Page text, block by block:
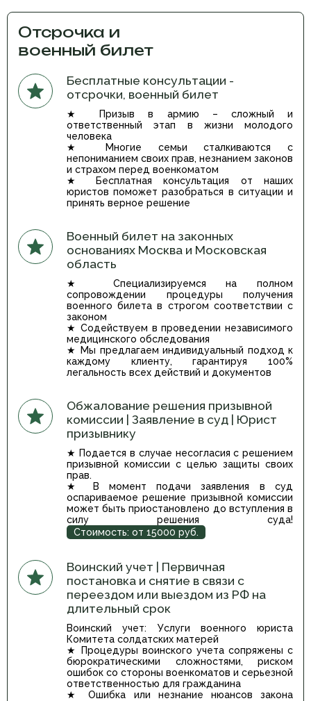
Отсрочка и
военный билет
Бесплатные консультации -
отсрочки, военный билет
★ Призыв в армию – сложный и
ответственный этап в жизни молодого
человека
★ Многие семьи сталкиваются с
непониманием своих прав, незнанием законов
и страхом перед военкоматом
★ Бесплатная консультация от наших
юристов поможет разобраться в ситуации и
принять верное решение
Военный билет на законных
основаниях Москва и Московская
область
★ Специализируемся на полном
сопровождении процедуры получения
военного билета в строгом соответствии с
законом
★ Содействуем в проведении независимого
медицинского обследования
★ Мы предлагаем индивидуальный подход к
каждому клиенту, гарантируя 100%
легальность всех действий и документов
Обжалование решения призывной
комиссии | Заявление в суд | Юрист
призывнику
★ Подается в случае несогласия с решением
призывной комиссии с целью защиты своих
прав.
★ В момент подачи заявления в суд
оспариваемое решение призывной комиссии
может быть приостановлено до вступления в
силу решения суда!
Стоимость: от 15000 руб.
Воинский учет | Первичная
постановка и снятие в связи с
переездом или выездом из РФ на
длительный срок
Воинский учет: Услуги военного юриста
Комитета солдатских матерей
★ Процедуры воинского учета сопряжены с
бюрократическими сложностями, риском
ошибок со стороны военкоматов и серьезной
ответственностью для гражданина
★ Ошибка или незнание нюансов закона